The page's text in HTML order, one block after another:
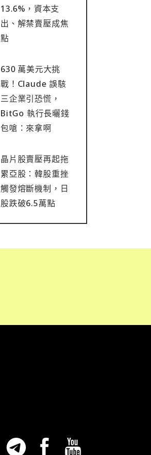
13.6%，資本支
出、解禁賣壓成焦
點
630 萬美元大挑
戰！Claude 誤駭
三企業引恐慌，
BitGo 執行長曬錢
包嗆：來拿啊
晶片股賣壓再起拖
累亞股：韓股重挫
觸發熔斷機制，日
股跌破6.5萬點